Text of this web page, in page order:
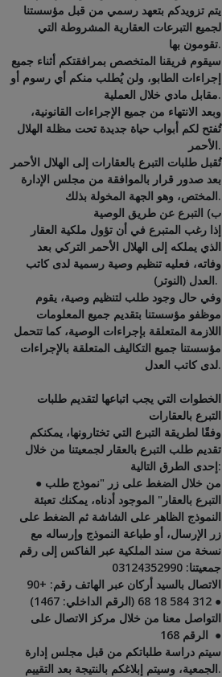
يتم تزويدكم بتعهد رسمي من قبل مؤسستنا
لجميع التبرعات العقارية المشروطة التي
تقومون بها.
سيقوم فريقنا المتخصص بمرافقتكم أثناء جميع
إجراءات الطابو، ولن يُطلب منكم أي رسوم أو
مقابل مادي خلال العملية.
وبعد الانتهاء من جميع الإجراءات القانونية،
تُفتح لكم أبواب حياة جديدة تحت مظلة الهلال
الأحمر.
تُقبل طلبات التبرع بالعقارات إلى الهلال الأحمر
بعد صدور قرار بالموافقة من مجلس الإدارة
المختص، وهو الجهة المخولة بذلك.
ب) التبرع عن طريق الوصية
إذا رغب المتبرع في أن تؤول ملكية العقار
الذي يملكه إلى الهلال الأحمر التركي بعد
وفاته، فعليه تنظيم وصية رسمية لدى كاتب
العدل (النوتر).
وفي حال وجود طلب لتنظيم وصية، يقوم
موظفو مؤسستنا بتقديم جميع المعلومات
اللازمة المتعلقة بإجراءات الوصية، كما تتحمل
مؤسستنا جميع التكاليف المتعلقة بالإجراءات
لدى كاتب العدل.
الخطوات التي يجب اتباعها لتقديم طلبات
التبرع بالعقارات
وفقًا لطريقة التبرع التي تختارونها، يمكنكم
تقديم طلب التبرع بالعقار لجمعيتنا من خلال
إحدى الطرق التالية:
● من خلال الضغط على زر "نموذج طلب
التبرع بالعقار" الموجود أدناه، يمكنك تعبئة
النموذج الظاهر على الشاشة ثم الضغط على
زر الإرسال، أو طباعة النموذج وإرساله مع
نسخة من سند الملكية عبر الفاكس إلى رقم
جمعيتنا: 03124352990
312 584 18 68 (الرقم الداخلي: 1467) ●
الرقم 168 ●
سيتم دراسة طلباتكم من قبل مجلس إدارة
الجمعية، وسيتم إبلاغكم بالنتيجة بعد التقييم.